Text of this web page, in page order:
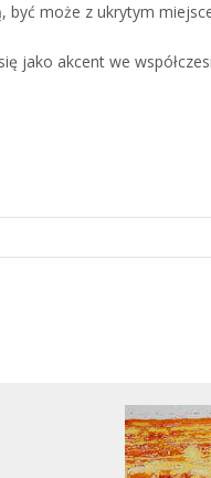
być może z ukrytym
jako akcent we